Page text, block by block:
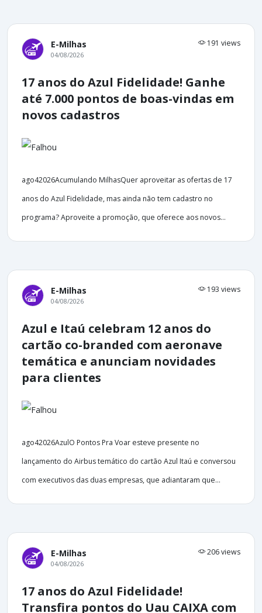
E-Milhas 191 views
04/08/2026
17 anos do Azul Fidelidade! Ganhe
até 7.000 pontos de boas-vindas em
novos cadastros
ago42026Acumulando MilhasQuer aproveitar as ofertas de 17
anos do Azul Fidelidade, mas ainda não tem cadastro no
programa? Aproveite a promoção, que oferece aos novos...
E-Milhas 193 views
04/08/2026
Azul e Itaú celebram 12 anos do
cartão co-branded com aeronave
temática e anunciam novidades
para clientes
ago42026AzulO Pontos Pra Voar esteve presente no
lançamento do Airbus temático do cartão Azul Itaú e conversou
com executivos das duas empresas, que adiantaram que...
E-Milhas 206 views
04/08/2026
17 anos do Azul Fidelidade!
Transfira pontos do Uau CAIXA com